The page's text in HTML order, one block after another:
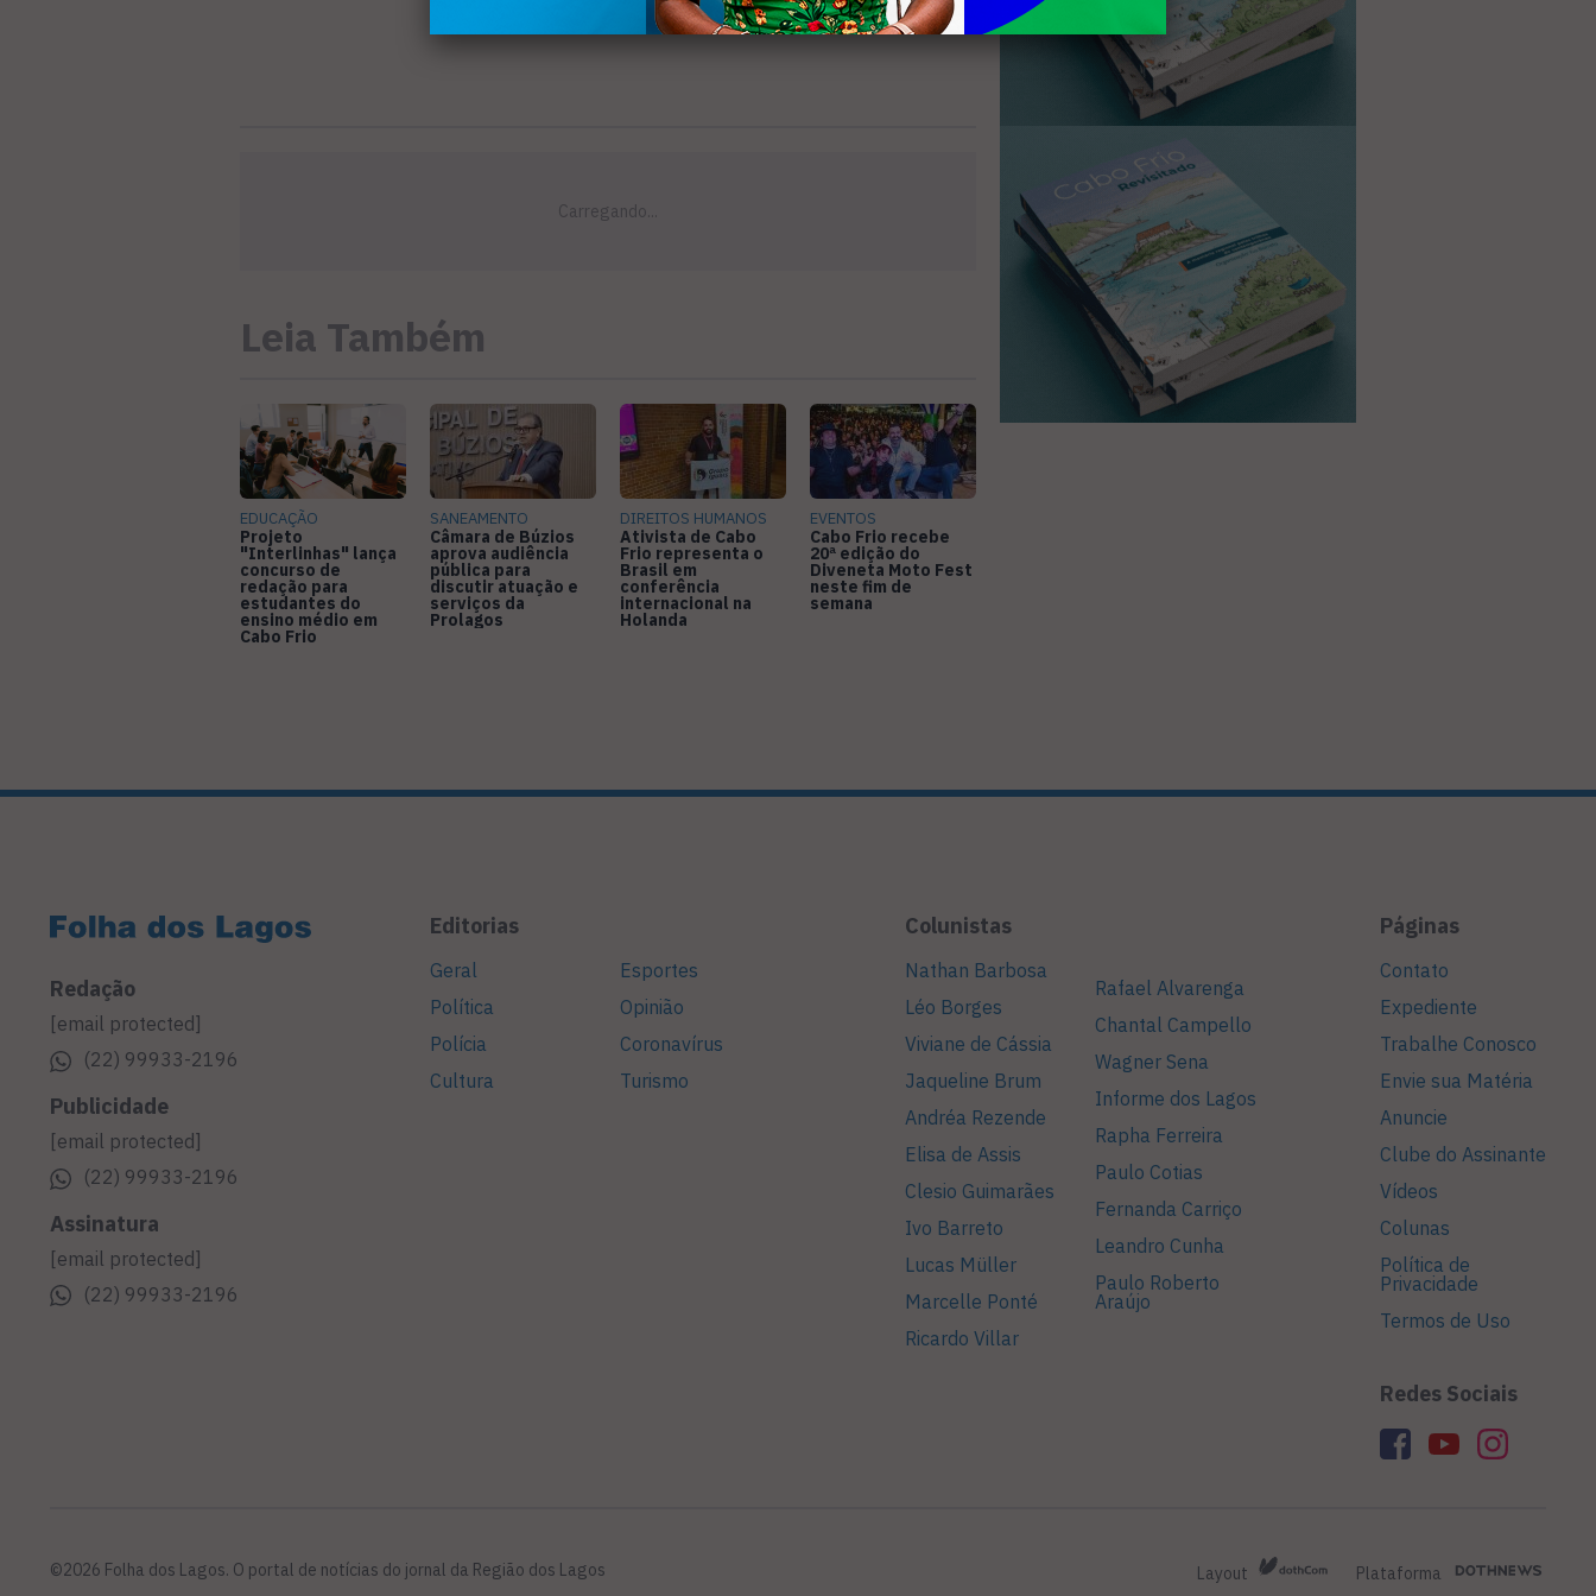
Leia Também
EDUCAÇÃO
Projeto
"Interlinhas" lança
concurso de
redação para
estudantes do
ensino médio em
Cabo Frio
SANEAMENTO
Câmara de Búzios
aprova audiência
pública para
discutir atuação e
serviços da
Prolagos
DIREITOS HUMANOS
Ativista de Cabo
Frio representa o
Brasil em
conferência
internacional na
Holanda
EVENTOS
Cabo Frio recebe
20ª edição do
Diveneta Moto Fest
neste fim de
semana
Redação
[email protected]
(22) 99933-2196
Publicidade
[email protected]
(22) 99933-2196
Assinatura
[email protected]
(22) 99933-2196
Editorias
Geral
Política
Polícia
Cultura
Esportes
Opinião
Coronavírus
Turismo
Colunistas
Nathan Barbosa
Léo Borges
Viviane de Cássia
Jaqueline Brum
Andréa Rezende
Elisa de Assis
Clesio Guimarães
Ivo Barreto
Lucas Müller
Marcelle Ponté
Ricardo Villar
Rafael Alvarenga
Chantal Campello
Wagner Sena
Informe dos Lagos
Rapha Ferreira
Paulo Cotias
Fernanda Carriço
Leandro Cunha
Paulo Roberto
Araújo
Páginas
Contato
Expediente
Trabalhe Conosco
Envie sua Matéria
Anuncie
Clube do Assinante
Vídeos
Colunas
Política de
Privacidade
Termos de Uso
Redes Sociais
©2026 Folha dos Lagos. O portal de notícias do jornal da Região dos Lagos Layout Plataforma